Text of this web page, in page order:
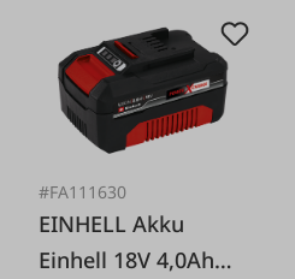
#FA111630
EINHELL Akku
Einhell 18V 4,0Ah